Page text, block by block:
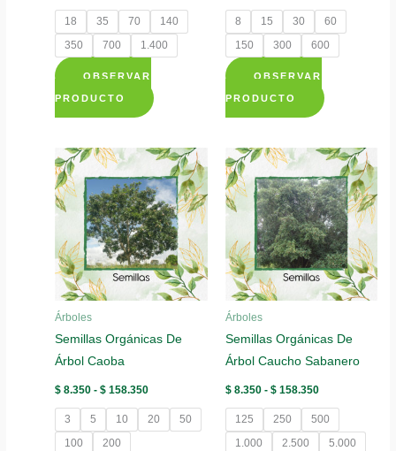
producto
producto
precios:
$ 8.350
hasta
$ 158.350
18 35 70
140
350
700 1.400
OBSERVAR
PRODUCTO
Este
múltiples
variantes.
Las
opciones
se
pueden
elegir
la
producto
precios:
$ 8.350
hasta
$ 158.350
8 15 30
60
150
300 600
OBSERVAR
PRODUCTO
Este
múltiples
variantes.
Las
opciones
se
pueden
elegir
la
página
producto
Árboles
Semillas Orgánicas De
Árbol Caoba
$ 8.350 - $ 158.350
precios:
3 5 10 20
50
100
200
Árboles
Semillas Orgánicas De
Árbol Caucho Sabanero
$8.350 - $158.350Rango
precios:
$ 8.350
125 250
500
1.000
2.500
5.000